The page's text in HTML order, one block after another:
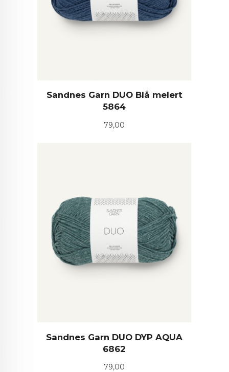
Sandnes Garn DUO Blå melert
5864
Pris
79,00
Sandnes Garn DUO DYP AQUA
6862
Pris
79,00